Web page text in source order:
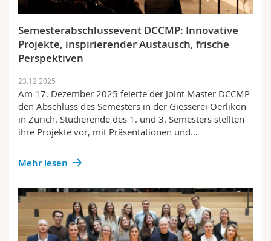
Semesterabschlussevent DCCMP: Innovative
Projekte, inspirierender Austausch, frische
Perspektiven
23.12.2025
Am 17. Dezember 2025 feierte der Joint Master DCCMP
den Abschluss des Semesters in der Giesserei Oerlikon
in Zürich. Studierende des 1. und 3. Semesters stellten
ihre Projekte vor, mit Präsentationen und…
Mehr lesen